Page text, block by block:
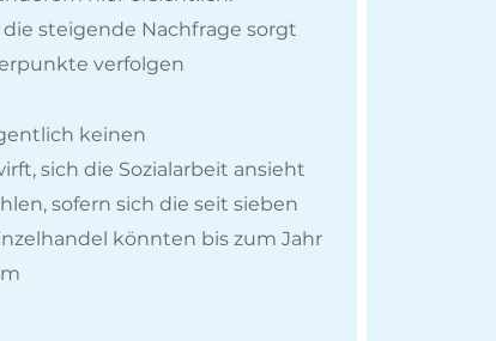
steigende Nachfrage sorgt
verfolgen
keinen
sich die Sozialarbeit ansieht
sofern sich die seit sieben
könnten bis zum Jahr